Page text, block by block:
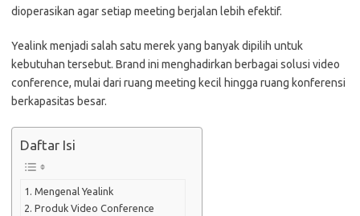
dioperasikan agar setiap meeting berjalan lebih efektif.
Yealink menjadi salah satu merek yang banyak dipilih untuk
kebutuhan tersebut. Brand ini menghadirkan berbagai solusi video
conference, mulai dari ruang meeting kecil hingga ruang konferensi
berkapasitas besar.
Daftar Isi
Mengenal Yealink
Produk Video Conference